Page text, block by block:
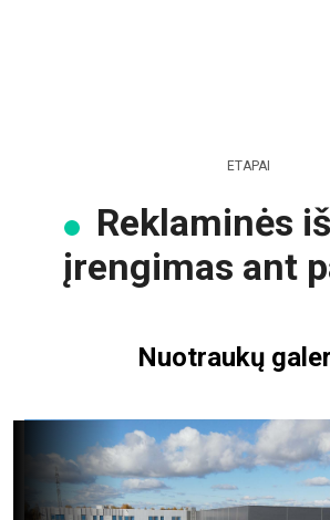
ETAPAI
Reklaminės
įrengimas ant
Nuotraukų